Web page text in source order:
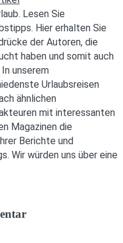
Lesen Sie
Hier erhalten Sie
der Autoren, die
haben und somit auch
unserem
Urlaubsreisen
ähnlichen
mit interessanten
Magazinen die
Berichte und
Wir würden uns über eine